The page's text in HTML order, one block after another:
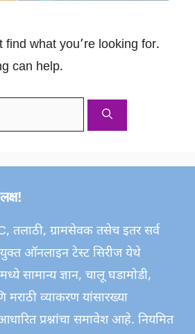
find what you’re looking for.
can help.
तलाठी, ग्रामसेवक तसेच इतर सर्व
ऑनलाइन टेस्ट सिरीज येथे
सामान्य ज्ञान, चालू घडामोडी,
मराठी व्याकरण यांसारख्या
आधारित प्रश्नांचा समावेश आहे. नियमित